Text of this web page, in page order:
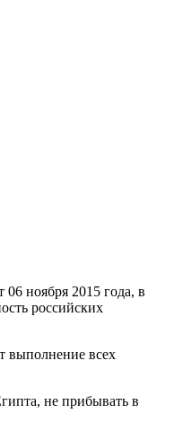
ноября 2015 года, в
российских
выполнение всех
не прибывать в